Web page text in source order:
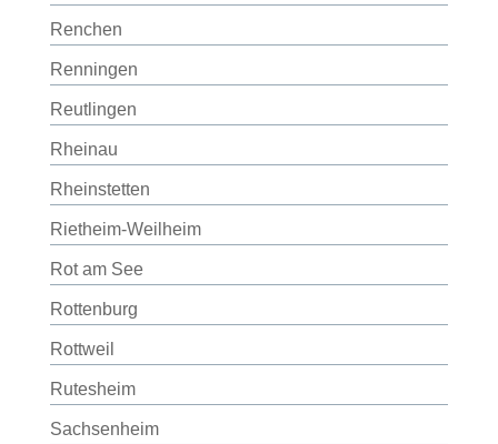
Renchen
Renningen
Reutlingen
Rheinau
Rheinstetten
Rietheim-Weilheim
Rot am See
Rottenburg
Rottweil
Rutesheim
Sachsenheim